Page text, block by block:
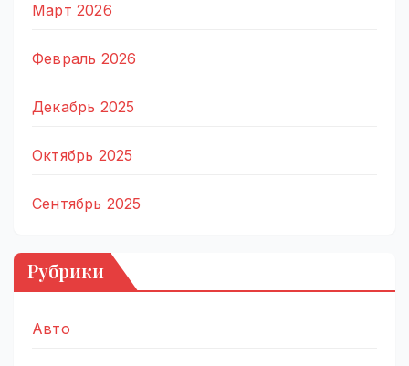
Март 2026
Февраль 2026
Декабрь 2025
Октябрь 2025
Сентябрь 2025
Рубрики
Авто